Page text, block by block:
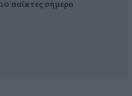
10 παίκτες σήμερα